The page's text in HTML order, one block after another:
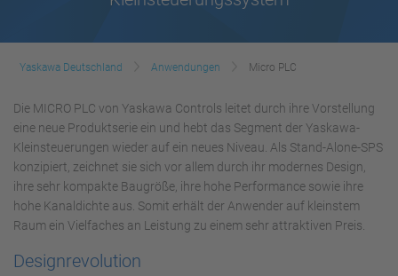
Yaskawa Deutschland Anwendungen Micro PLC
Die MICRO PLC von Yaskawa Controls leitet durch ihre Vorstellung
eine neue Produktserie ein und hebt das Segment der Yaskawa-
Kleinsteuerungen wieder auf ein neues Niveau. Als Stand-Alone-SPS
konzipiert, zeichnet sie sich vor allem durch ihr modernes Design,
ihre sehr kompakte Baugröße, ihre hohe Performance sowie ihre
hohe Kanaldichte aus. Somit erhält der Anwender auf kleinstem
Raum ein Vielfaches an Leistung zu einem sehr attraktiven Preis.
Designrevolution